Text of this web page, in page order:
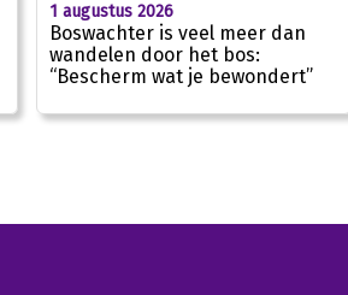
1 augustus 2026
Boswachter is veel meer dan
wandelen door het bos:
“Bescherm wat je bewondert”